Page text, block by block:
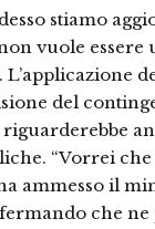
stiamo
vuole essere
L’applicazione
del
“Vorrei
ammesso il
che